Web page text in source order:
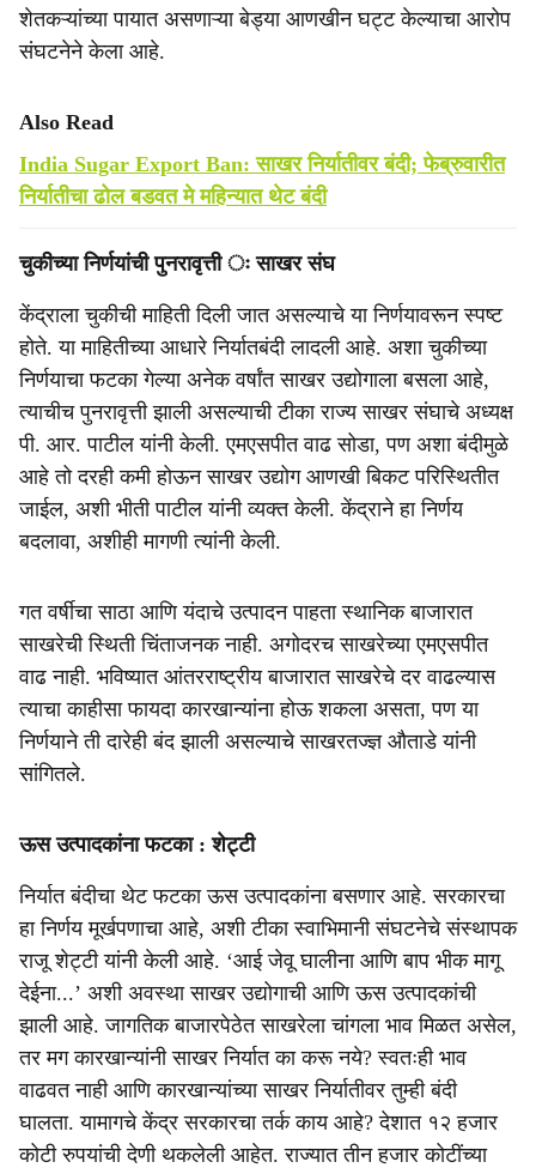
शेतकऱ्यांच्या पायात असणाऱ्या बेड्या आणखीन घट्ट केल्याचा आरोप
संघटनेने केला आहे.
Also Read
India Sugar Export Ban: साखर निर्यातीवर बंदी; फेब्रुवारीत
निर्यातीचा ढोल बडवत मे महिन्यात थेट बंदी
चुकीच्या निर्णयांची पुनरावृत्ती ः साखर संघ
केंद्राला चुकीची माहिती दिली जात असल्याचे या निर्णयावरून स्पष्ट
होते. या माहितीच्या आधारे निर्यातबंदी लादली आहे. अशा चुकीच्या
निर्णयाचा फटका गेल्या अनेक वर्षांत साखर उद्योगाला बसला आहे,
त्याचीच पुनरावृत्ती झाली असल्याची टीका राज्य साखर संघाचे अध्यक्ष
पी. आर. पाटील यांनी केली. एमएसपीत वाढ सोडा, पण अशा बंदीमुळे
आहे तो दरही कमी होऊन साखर उद्योग आणखी बिकट परिस्थितीत
जाईल, अशी भीती पाटील यांनी व्यक्त केली. केंद्राने हा निर्णय
बदलावा, अशीही मागणी त्यांनी केली.
गत वर्षीचा साठा आणि यंदाचे उत्पादन पाहता स्थानिक बाजारात
साखरेची स्थिती चिंताजनक नाही. अगोदरच साखरेच्या एमएसपीत
वाढ नाही. भविष्यात आंतरराष्ट्रीय बाजारात साखरेचे दर वाढल्यास
त्याचा काहीसा फायदा कारखान्यांना होऊ शकला असता, पण या
निर्णयाने ती दारेही बंद झाली असल्याचे साखरतज्ज्ञ औताडे यांनी
सांगितले.
ऊस उत्पादकांना फटका : शेट्टी
निर्यात बंदीचा थेट फटका ऊस उत्पादकांना बसणार आहे. सरकारचा
हा निर्णय मूर्खपणाचा आहे, अशी टीका स्वाभिमानी संघटनेचे संस्थापक
राजू शेट्टी यांनी केली आहे. ‘आई जेवू घालीना आणि बाप भीक मागू
देईना...’ अशी अवस्था साखर उद्योगाची आणि ऊस उत्पादकांची
झाली आहे. जागतिक बाजारपेठेत साखरेला चांगला भाव मिळत असेल,
तर मग कारखान्यांनी साखर निर्यात का करू नये? स्वतःही भाव
वाढवत नाही आणि कारखान्यांच्या साखर निर्यातीवर तुम्ही बंदी
घालता. यामागचे केंद्र सरकारचा तर्क काय आहे? देशात १२ हजार
कोटी रुपयांची देणी थकलेली आहेत. राज्यात तीन हजार कोटींच्या